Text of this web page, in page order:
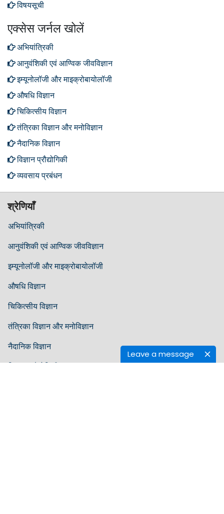
Leave a message
विषयसूची
एक्सेस जर्नल खोलें
अभियांत्रिकी
आनुवंशिकी एवं आण्विक जीवविज्ञान
इम्यूनोलॉजी और माइक्रोबायोलॉजी
औषधि विज्ञान
चिकित्सीय विज्ञान
तंत्रिका विज्ञान और मनोविज्ञान
नैदानिक ​​विज्ञान
विज्ञान प्रौद्योगिकी
व्यवसाय प्रबंधन
श्रेणियाँ
अभियांत्रिकी
आनुवंशिकी एवं आण्विक जीवविज्ञान
इम्यूनोलॉजी और माइक्रोबायोलॉजी
औषधि विज्ञान
चिकित्सीय विज्ञान
तंत्रिका विज्ञान और मनोविज्ञान
नैदानिक ​​विज्ञान